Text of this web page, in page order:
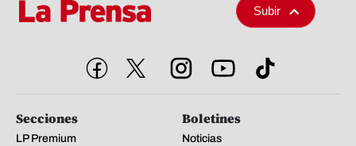
Subir
Secciones
LP Premium
Boletines
Noticias